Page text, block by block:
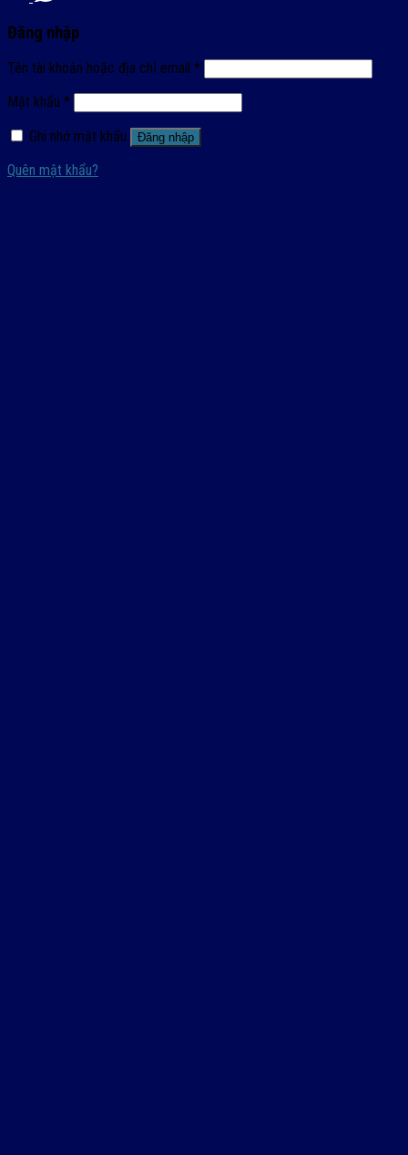
Đăng nhập
Tên tài khoản hoặc địa chỉ email *
Mật khẩu *
Ghi nhớ mật khẩu
Đăng nhập
Quên mật khẩu?